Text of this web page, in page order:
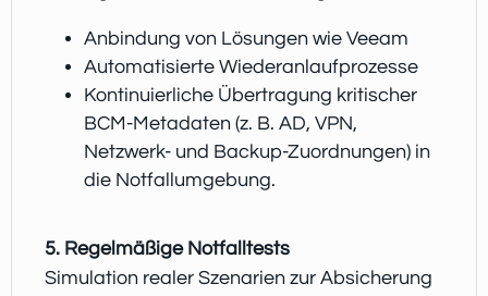
Anbindung von Lösungen wie Veeam
Automatisierte Wiederanlaufprozesse
Kontinuierliche Übertragung kritischer
BCM-Metadaten (z. B. AD, VPN,
Netzwerk- und Backup-Zuordnungen) in
die Notfallumgebung.
5. Regelmäßige Notfalltests
Simulation realer Szenarien zur Absicherung